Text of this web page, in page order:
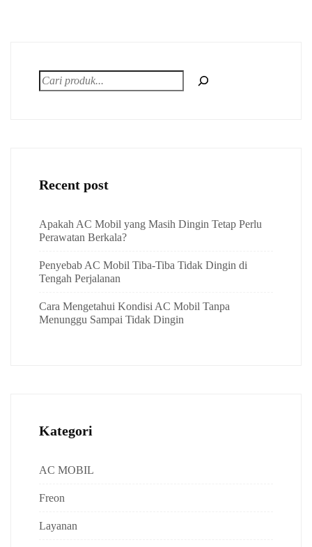
Recent post
Apakah AC Mobil yang Masih Dingin Tetap Perlu
Perawatan Berkala?
Penyebab AC Mobil Tiba-Tiba Tidak Dingin di
Tengah Perjalanan
Cara Mengetahui Kondisi AC Mobil Tanpa
Menunggu Sampai Tidak Dingin
Kategori
AC MOBIL
Freon
Layanan